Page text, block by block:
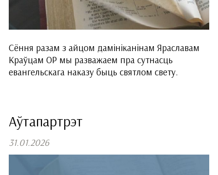
Сёння разам з айцом дамініканінам Яраславам
Краўцам ОР мы разважаем пра сутнасць
евангельскага наказу быць святлом свету.
Аўтапартрэт
31.01.2026